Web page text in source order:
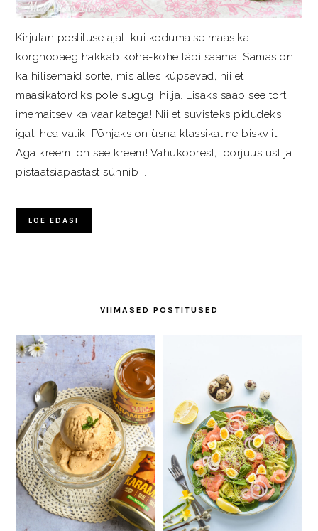
Kirjutan postituse ajal, kui kodumaise maasika
kõrghooaeg hakkab kohe-kohe läbi saama. Samas on
ka hilisemaid sorte, mis alles küpsevad, nii et
maasikatordiks pole sugugi hilja. Lisaks saab see tort
imemaitsev ka vaarikatega! Nii et suvisteks pidudeks
igati hea valik. Põhjaks on üsna klassikaline biskviit.
Aga kreem, oh see kreem! Vahukoorest, toorjuustust ja
pistaatsiapastast sünnib ...
LOE EDASI
VIIMASED POSTITUSED